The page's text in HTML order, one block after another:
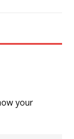
your